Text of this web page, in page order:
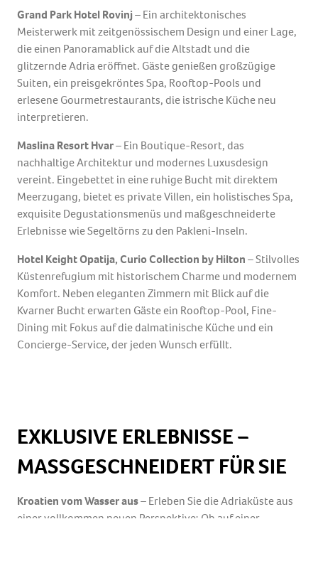
Grand Park Hotel Rovinj– Ein architektonisches
Meisterwerk mit zeitgenössischem Design und einer Lage,
die einen Panoramablick auf die Altstadt und die
glitzernde Adria eröffnet. Gäste genießen großzügige
Suiten, ein preisgekröntes Spa, Rooftop-Pools und
erlesene Gourmetrestaurants, die istrische Küche neu
interpretieren.
Maslina Resort Hvar– Ein Boutique-Resort, das
nachhaltige Architektur und modernes Luxusdesign
vereint. Eingebettet in eine ruhige Bucht mit direktem
Meerzugang, bietet es private Villen, ein holistisches Spa,
exquisite Degustationsmenüs und maßgeschneiderte
Erlebnisse wie Segeltörns zu den Pakleni-Inseln.
Hotel Keight Opatija, Curio Collection by Hilton – Stilvolles
Küstenrefugium mit historischem Charme und modernem
Komfort. Neben eleganten Zimmern mit Blick auf die
Kvarner Bucht erwarten Gäste ein Rooftop-Pool, Fine-
Dining mit Fokus auf die dalmatinische Küche und ein
Concierge-Service, der jeden Wunsch erfüllt.
EXKLUSIVE ERLEBNISSE –
MASSGESCHNEIDERT FÜR SIE
Kroatien vom Wasser aus– Erleben Sie die Adriaküste aus
einer vollkommen neuen Perspektive: Ob auf einer